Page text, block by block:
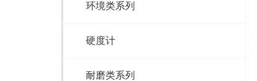
环境类系列
硬度计
耐磨类系列